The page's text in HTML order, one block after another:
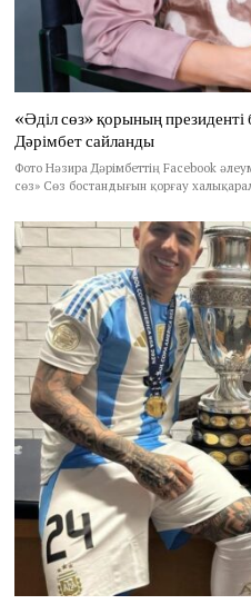
«Әділ сөз» қорының
Дәрімбет сайланды
Фото Нәзира Дәрімбеттің Facebook
сөз» Сөз бостандығын қорғау